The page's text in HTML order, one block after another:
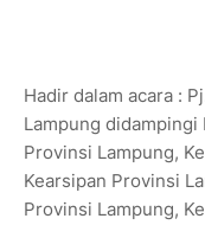
Hadir dalam acara :
Lampung didampingi
Provinsi Lampung,
Kearsipan Provinsi
Provinsi Lampung,